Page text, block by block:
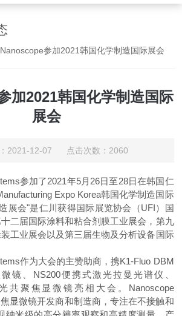
参加2021韩国化学制造国际展会
加2021韩国化学制造国际
展会
：2021-12-07 点击次数：2060
参加了2021年5月 26日至28日在韩国仁
Expo Korea韩国化学制造国际
展会"是仁川获得国际展览协会（UFI）国
二届国际涂料和粘合剂膜工业展会，第九
工业展会以及第三届生物及分析设备国际
作为大会的主赞助商，携K1-Fluo DBM
镜、 NS200便携式激光拉曼光谱仪、
共聚焦显微镜亮相大会。 Nanoscope
显微镜开发商和制造商，专注在不接触和